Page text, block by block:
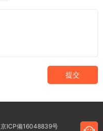
提交
京ICP備16048839号